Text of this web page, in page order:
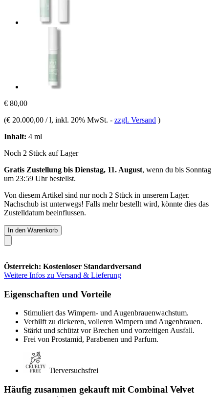
€ 80,00
(€ 20.000,00 / l, inkl. 20% MwSt. - zzgl. Versand )
Inhalt: 4 ml
Noch 2 Stück auf Lager
Gratis Zustellung bis Dienstag, 11. August, wenn du bis Sonntag
um 23:59 Uhrbestellst.
Von diesem Artikel sind nur noch 2 Stück in unserem Lager.
Nachschub ist unterwegs! Falls mehr bestellt wird, könnte dies das
Zustelldatum beeinflussen.
In den Warenkorb
Österreich: Kostenloser Standardversand
Weitere Infos zu Versand & Lieferung
Eigenschaften und Vorteile
Stimuliert das Wimpern- und Augenbrauenwachstum.
Verhilft zu dickeren, volleren Wimpern und Augenbrauen.
Stärkt und schützt vor Brechen und vorzeitigen Ausfall.
Frei von Prostamid, Parabenen und Parfum.
Tierversuchsfrei
Häufig zusammen gekauft mit Combinal Velvet